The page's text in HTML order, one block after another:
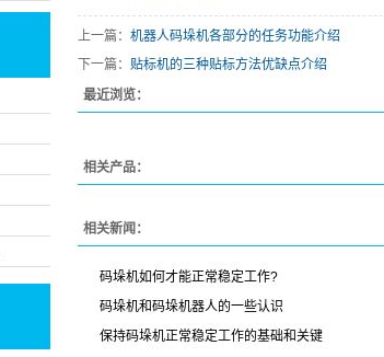
上一篇： 机器人码垛机各部分的任务功能介绍
下一篇： 贴标机的三种贴标方法优缺点介绍
最近浏览：
相关产品：
相关新闻：
码垛机如何才能正常稳定工作?
码垛机和码垛机器人的一些认识
保持码垛机正常稳定工作的基础和关键